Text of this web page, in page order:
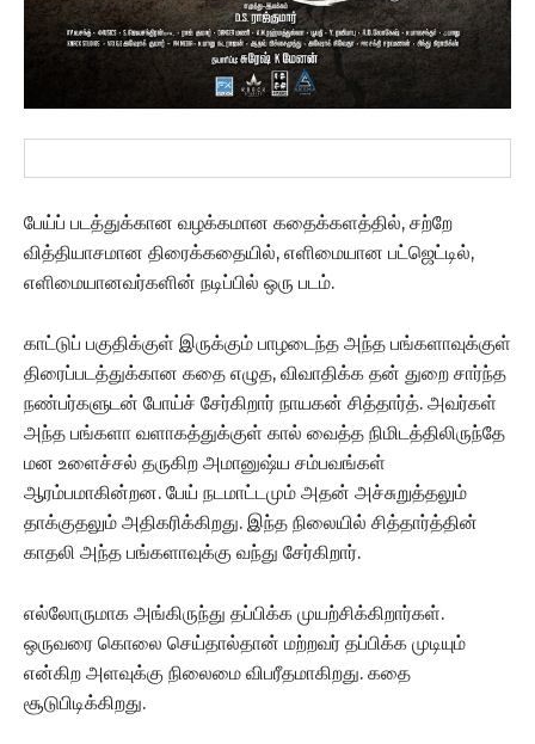
பேய்ப் படத்துக்கான வழக்கமான கதைக்களத்தில், சற்றே
வித்தியாசமான திரைக்கதையில், எளிமையான பட்ஜெட்டில்,
எளிமையானவர்களின் நடிப்பில் ஒரு படம்.
காட்டுப் பகுதிக்குள் இருக்கும் பாழடைந்த அந்த பங்களாவுக்குள்
திரைப்படத்துக்கான கதை எழுத, விவாதிக்க தன் துறை சார்ந்த
நண்பர்களுடன் போய்ச் சேர்கிறார் நாயகன் சித்தார்த். அவர்கள்
அந்த பங்களா வளாகத்துக்குள் கால் வைத்த நிமிடத்திலிருந்தே
மன உளைச்சல் தருகிற அமானுஷ்ய சம்பவங்கள்
ஆரம்பமாகின்றன. பேய் நடமாட்டமும் அதன் அச்சுறுத்தலும்
தாக்குதலும் அதிகரிக்கிறது. இந்த நிலையில் சித்தார்த்தின்
காதலி அந்த பங்களாவுக்கு வந்து சேர்கிறார்.
எல்லோருமாக அங்கிருந்து தப்பிக்க முயற்சிக்கிறார்கள்.
ஒருவரை கொலை செய்தால்தான் மற்றவர் தப்பிக்க முடியும்
என்கிற அளவுக்கு நிலைமை விபரீதமாகிறது. கதை
சூடுபிடிக்கிறது.